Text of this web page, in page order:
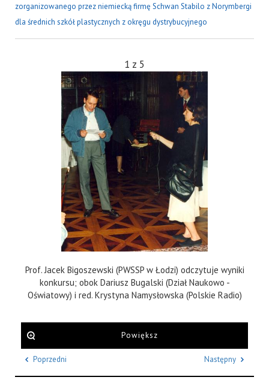
zorganizowanego przez niemiecką firmę Schwan Stabilo z Norymbergi
dla średnich szkół plastycznych z okręgu dystrybucyjnego
1 z 5
Prof. Jacek Bigoszewski (PWSSP w Łodzi) odczytuje wyniki
konkursu; obok Dariusz Bugalski (Dział Naukowo -
Oświatowy) i red. Krystyna Namysłowska (Polskie Radio)
Powiększ
Poprzedni Następny